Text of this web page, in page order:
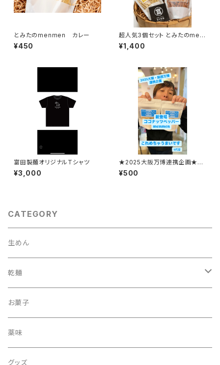
とみたのmenmen カレー
¥450
超人気3個セット とみたのmen
men
¥1,400
富田製麺オリジナルTシャツ
¥3,000
★2025大阪万博連携企画★コ
コナッツペッパーmenmen
¥500
CATEGORY
生めん
乾麺
丸
細まる
ひもかわ
お菓子
薬味
グッズ